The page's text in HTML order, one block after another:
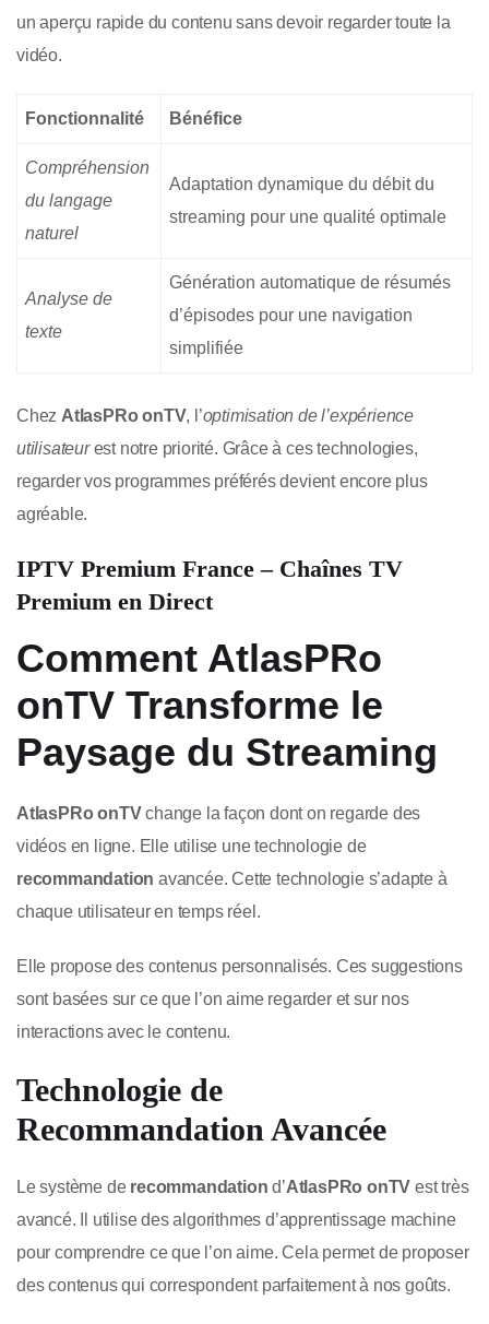
un aperçu rapide du contenu sans devoir regarder toute la
vidéo.
Fonctionnalité Bénéfice
Compréhension
du langage
naturel
Adaptation dynamique du débit du
streaming pour une qualité optimale
Analyse de
texte
Génération automatique de résumés
d’épisodes pour une navigation
simplifiée
Chez AtlasPRo onTV, l’optimisation de l’expérience
utilisateurest notre priorité. Grâce à ces technologies,
regarder vos programmes préférés devient encore plus
agréable.
IPTV Premium France – Chaînes TV
Premium en Direct
Comment AtlasPRo
onTV Transforme le
Paysage du Streaming
AtlasPRo onTVchange la façon dont on regarde des
vidéos en ligne. Elle utilise une technologie de
recommandation avancée. Cette technologie s’adapte à
chaque utilisateur en temps réel.
Elle propose des contenus personnalisés. Ces suggestions
sont basées sur ce que l’on aime regarder et sur nos
interactions avec le contenu.
Technologie de
Recommandation Avancée
Le système de recommandation d’AtlasPRo onTV est très
avancé. Il utilise des algorithmes d’apprentissage machine
pour comprendre ce que l’on aime. Cela permet de proposer
des contenus qui correspondent parfaitement à nos goûts.